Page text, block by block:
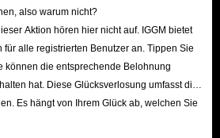
Ruby bei
zwar Free-to-Play ist, aber nicht
immer noch Undecember Ruby kaufen,
zu erlangen, und IGGM.com ist ein
also warum nicht?
Aktion hören hier nicht auf. IGGM bietet
alle registrierten Benutzer an. Tippen Sie
können die entsprechende Belohnung
hat. Diese Glücksverlosung umfasst die
Es hängt von Ihrem Glück ab, welchen Sie